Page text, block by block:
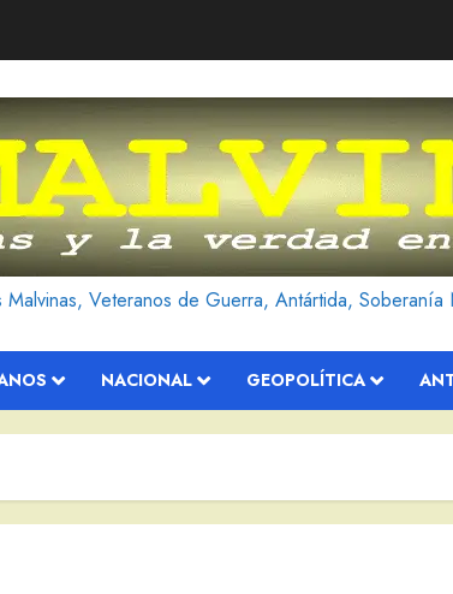
Malvinas, Veteranos de Guerra, Antártida,
NACIONAL GEOPOLÍTICA